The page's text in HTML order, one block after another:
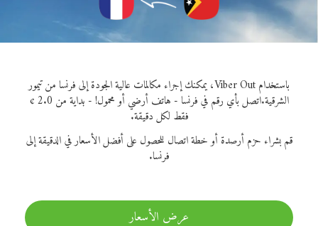
باستخدام Viber Out، يمكنك إجراء مكالمات عالية الجودة إلى فرنسا من تيمور
الشرقية.
اتصل بأي رقم في فرنسا - هاتف أرضي أو محمول! - بداية من 2.0 ¢
فقط لكل دقيقة.
قم بشراء حزم أرصدة أو خطة اتصال للحصول على أفضل الأسعار في الدقيقة إلى
فرنسا.
عرض الأسعار